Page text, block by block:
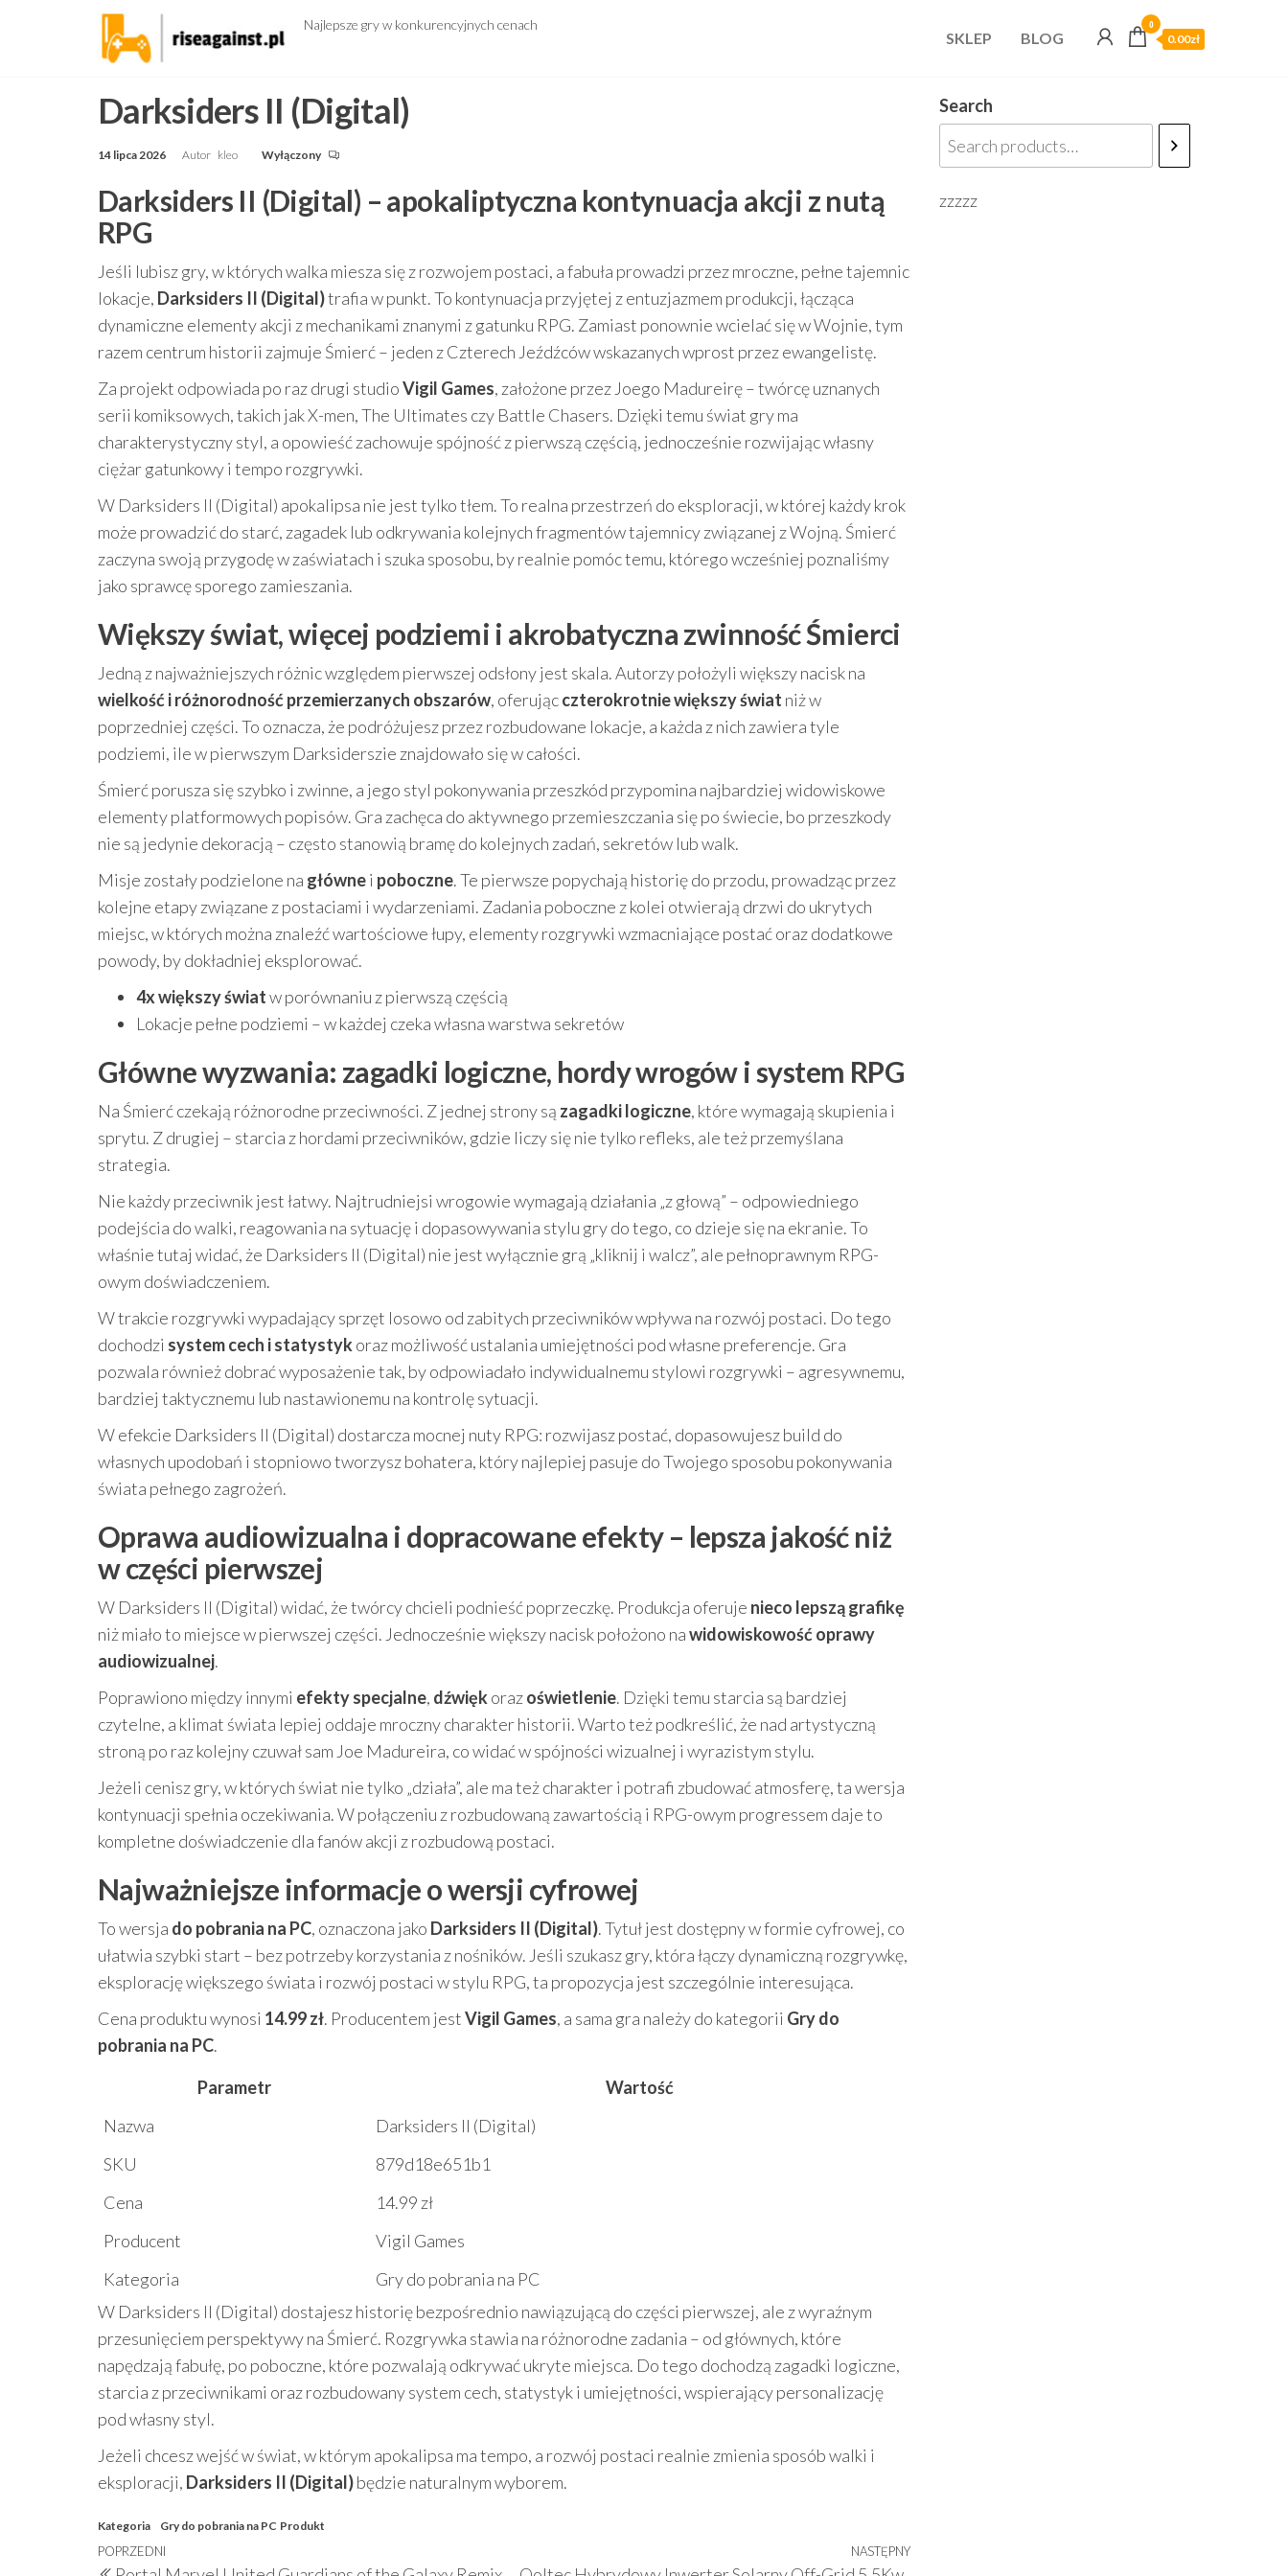
Najlepsze gry w konkurencyjnych cenach
SKLEP BLOG
0
0.00zł
Darksiders II (Digital)
14 lipca 2026 Autor kleo Wyłączony
Darksiders II (Digital) – apokaliptyczna kontynuacja akcji z nutą
RPG
Jeśli lubisz gry, w których walka miesza się z rozwojem postaci, a fabuła prowadzi przez mroczne, pełne tajemnic
lokacje, Darksiders II (Digital)trafia w punkt. To kontynuacja przyjętej z entuzjazmem produkcji, łącząca
dynamiczne elementy akcji z mechanikami znanymi z gatunku RPG. Zamiast ponownie wcielać się w Wojnie, tym
razem centrum historii zajmuje Śmierć – jeden z Czterech Jeźdźców wskazanych wprost przez ewangelistę.
Za projekt odpowiada po raz drugi studioVigil Games, założone przez Joego Madureirę – twórcę uznanych
serii komiksowych, takich jak X-men, The Ultimates czy Battle Chasers. Dzięki temu świat gry ma
charakterystyczny styl, a opowieść zachowuje spójność z pierwszą częścią, jednocześnie rozwijając własny
ciężar gatunkowy i tempo rozgrywki.
W Darksiders II (Digital) apokalipsa nie jest tylko tłem. To realna przestrzeń do eksploracji, w której każdy krok
może prowadzić do starć, zagadek lub odkrywania kolejnych fragmentów tajemnicy związanej z Wojną. Śmierć
zaczyna swoją przygodę w zaświatach i szuka sposobu, by realnie pomóc temu, którego wcześniej poznaliśmy
jako sprawcę sporego zamieszania.
Większy świat, więcej podziemi i akrobatyczna zwinność Śmierci
Jedną z najważniejszych różnic względem pierwszej odsłony jest skala. Autorzy położyli większy nacisk na
wielkość i różnorodność przemierzanych obszarów, oferującczterokrotnie większy świat niż w
poprzedniej części. To oznacza, że podróżujesz przez rozbudowane lokacje, a każda z nich zawiera tyle
podziemi, ile w pierwszym Darksiderszie znajdowało się w całości.
Śmierć porusza się szybko i zwinne, a jego styl pokonywania przeszkód przypomina najbardziej widowiskowe
elementy platformowych popisów. Gra zachęca do aktywnego przemieszczania się po świecie, bo przeszkody
nie są jedynie dekoracją – często stanowią bramę do kolejnych zadań, sekretów lub walk.
Misje zostały podzielone na głównei poboczne. Te pierwsze popychają historię do przodu, prowadząc przez
kolejne etapy związane z postaciami i wydarzeniami. Zadania poboczne z kolei otwierają drzwi do ukrytych
miejsc, w których można znaleźć wartościowe łupy, elementy rozgrywki wzmacniające postać oraz dodatkowe
powody, by dokładniej eksplorować.
4x większy światw porównaniu z pierwszą częścią
Lokacje pełne podziemi – w każdej czeka własna warstwa sekretów
Główne wyzwania: zagadki logiczne, hordy wrogów i system RPG
Na Śmierć czekają różnorodne przeciwności. Z jednej strony są zagadki logiczne, które wymagają skupienia i
sprytu. Z drugiej – starcia z hordami przeciwników, gdzie liczy się nie tylko refleks, ale też przemyślana
strategia.
Nie każdy przeciwnik jest łatwy. Najtrudniejsi wrogowie wymagają działania „z głową” – odpowiedniego
podejścia do walki, reagowania na sytuację i dopasowywania stylu gry do tego, co dzieje się na ekranie. To
właśnie tutaj widać, że Darksiders II (Digital) nie jest wyłącznie grą „kliknij i walcz”, ale pełnoprawnym RPG-
owym doświadczeniem.
W trakcie rozgrywki wypadający sprzęt losowo od zabitych przeciwników wpływa na rozwój postaci. Do tego
dochodzi system cech i statystykoraz możliwość ustalania umiejętności pod własne preferencje. Gra
pozwala również dobrać wyposażenie tak, by odpowiadało indywidualnemu stylowi rozgrywki – agresywnemu,
bardziej taktycznemu lub nastawionemu na kontrolę sytuacji.
W efekcie Darksiders II (Digital) dostarcza mocnej nuty RPG: rozwijasz postać, dopasowujesz build do
własnych upodobań i stopniowo tworzysz bohatera, który najlepiej pasuje do Twojego sposobu pokonywania
świata pełnego zagrożeń.
Oprawa audiowizualna i dopracowane efekty – lepsza jakość niż
w części pierwszej
W Darksiders II (Digital) widać, że twórcy chcieli podnieść poprzeczkę. Produkcja oferuje nieco lepszą grafikę
niż miało to miejsce w pierwszej części. Jednocześnie większy nacisk położono nawidowiskowość oprawy
audiowizualnej.
Poprawiono między innymi efekty specjalne, dźwiękorazoświetlenie. Dzięki temu starcia są bardziej
czytelne, a klimat świata lepiej oddaje mroczny charakter historii. Warto też podkreślić, że nad artystyczną
stroną po raz kolejny czuwał sam Joe Madureira, co widać w spójności wizualnej i wyrazistym stylu.
Jeżeli cenisz gry, w których świat nie tylko „działa”, ale ma też charakter i potrafi zbudować atmosferę, ta wersja
kontynuacji spełnia oczekiwania. W połączeniu z rozbudowaną zawartością i RPG-owym progressem daje to
kompletne doświadczenie dla fanów akcji z rozbudową postaci.
Najważniejsze informacje o wersji cyfrowej
To wersja do pobrania na PC, oznaczona jako Darksiders II (Digital). Tytuł jest dostępny w formie cyfrowej, co
ułatwia szybki start – bez potrzeby korzystania z nośników. Jeśli szukasz gry, która łączy dynamiczną rozgrywkę,
eksplorację większego świata i rozwój postaci w stylu RPG, ta propozycja jest szczególnie interesująca.
Cena produktu wynosi 14.99 zł. Producentem jestVigil Games, a sama gra należy do kategorii Gry do
pobrania na PC.
Parametr
Wartość
Nazwa
Darksiders II (Digital)
SKU
879d18e651b1
Cena
14.99 zł
Producent
Vigil Games
Kategoria
Gry do pobrania na PC
W Darksiders II (Digital) dostajesz historię bezpośrednio nawiązującą do części pierwszej, ale z wyraźnym
przesunięciem perspektywy na Śmierć. Rozgrywka stawia na różnorodne zadania – od głównych, które
napędzają fabułę, po poboczne, które pozwalają odkrywać ukryte miejsca. Do tego dochodzą zagadki logiczne,
starcia z przeciwnikami oraz rozbudowany system cech, statystyk i umiejętności, wspierający personalizację
pod własny styl.
Jeżeli chcesz wejść w świat, w którym apokalipsa ma tempo, a rozwój postaci realnie zmienia sposób walki i
eksploracji, Darksiders II (Digital)będzie naturalnym wyborem.
Kategoria Gry do pobrania na PC Produkt
Nawigacja
Poprzedni
POPRZEDNI
Następny
NASTĘPNY
Search
zzzzz